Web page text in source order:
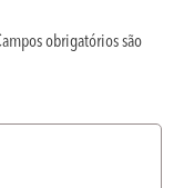
obrigatórios são